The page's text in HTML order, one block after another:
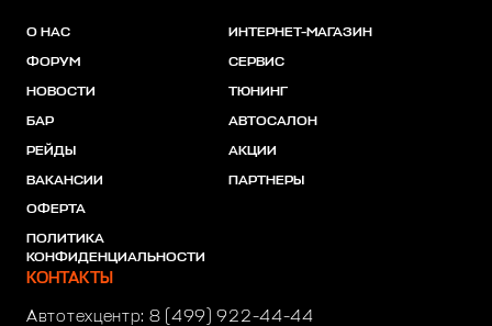
О НАС
ФОРУМ
НОВОСТИ
БАР
РЕЙДЫ
ВАКАНСИИ
ОФЕРТА
ПОЛИТИКА
КОНФИДЕНЦИАЛЬНОСТИ
ИНТЕРНЕТ-МАГАЗИН
СЕРВИС
ТЮНИНГ
АВТОСАЛОН
АКЦИИ
ПАРТНЕРЫ
КОНТАКТЫ
Автотехцентр: 8 (499) 922-44-44